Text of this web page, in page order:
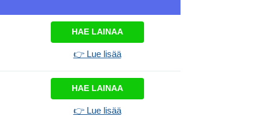
HAE LAINAA
👉 Lue lisää
HAE LAINAA
👉 Lue lisää